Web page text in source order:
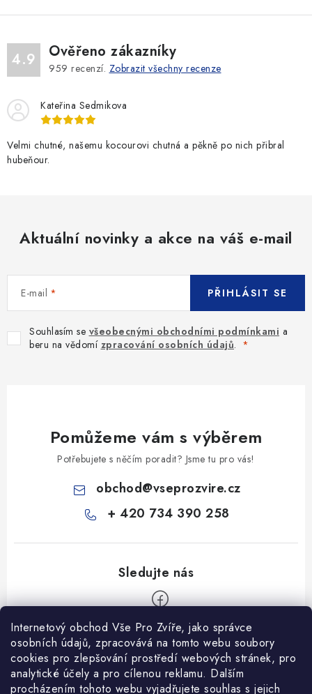
Internetový obchod Vše Pro Zvíře, jako správce
osobních údajů, zpracovává na tomto webu soubory
cookies pro zlepšování prostředí webových stránek, pro
analytické účely a pro cílenou reklamu. Dalším
procházením tohoto webu vyjadřujete souhlas s jejich
4.9 Ověřeno zákazníky
959 recenzí. Zobrazit všechny recenze
Kateřina Sedmikova
Velmi chutné, našemu kocourovi chutná a pěkně po nich přibral
hubeňour.
Aktuální novinky a akce na váš e-mail
E-mail
Souhlasím se všeobecnými obchodními podmínkami a
beru na vědomí zpracování osobních údajů.
PŘIHLÁSIT SE
Pomůžeme vám s výběrem
Potřebujete s něčím poradit? Jsme tu pro vás!
obchod@vseprozvire.cz
+ 420 734 390 258
Informace pro Vás